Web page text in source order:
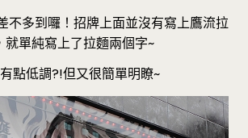
不多到囉！招牌上面並沒有寫上鷹流拉
就單純寫上了拉麵兩個字~
點低調?!但又很簡單明瞭~